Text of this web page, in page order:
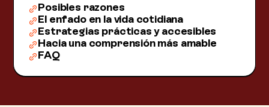
Posibles razones
El enfado en la vida cotidiana
Estrategias prácticas y accesibles
Hacia una comprensión más amable
FAQ